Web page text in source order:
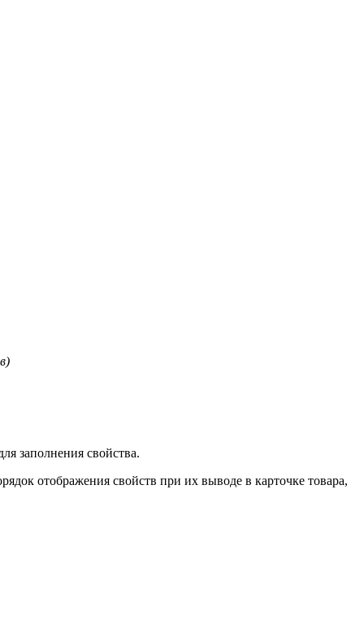
заполнения свойства.
отображения свойств при их выводе в карточке товара,